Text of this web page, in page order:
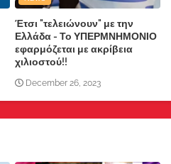
Έτσι "τελειώνουν" με την
Ελλάδα - Το ΥΠΕΡΜΝΗΜΟΝΙΟ
εφαρμόζεται με ακρίβεια
χιλιοστού!!
December 26, 2023